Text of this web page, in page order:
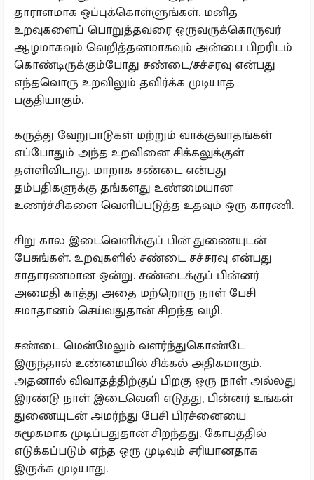
தாராளமாக ஒப்புக்கொள்ளுங்கள். மனித
உறவுகளைப் பொறுத்தவரை ஒருவருக்கொருவர்
ஆழமாகவும் வெறித்தனமாகவும் அன்பை பிறரிடம்
கொண்டிருக்கும்போது சண்டை/சச்சரவு என்பது
எந்தவொரு உறவிலும் தவிர்க்க முடியாத
பகுதியாகும்.
கருத்து வேறுபாடுகள் மற்றும் வாக்குவாதங்கள்
எப்போதும் அந்த உறவினை சிக்கலுக்குள்
தள்ளிவிடாது. மாறாக சண்டை என்பது
தம்பதிகளுக்கு தங்களது உண்மையான
உணர்ச்சிகளை வெளிப்படுத்த உதவும் ஒரு காரணி.
சிறு கால இடைவெளிக்குப் பின் துணையுடன்
பேசுங்கள். உறவுகளில் சண்டை சச்சரவு என்பது
சாதாரணமான ஒன்று. சண்டைக்குப் பின்னர்
அமைதி காத்து அதை மற்றொரு நாள் பேசி
சமாதானம் செய்வதுதான் சிறந்த வழி.
சண்டை மென்மேலும் வளர்ந்துகொண்டே
இருந்தால் உண்மையில் சிக்கல் அதிகமாகும்.
அதனால் விவாதத்திற்குப் பிறகு ஒரு நாள் அல்லது
இரண்டு நாள் இடைவெளி எடுத்து, பின்னர் உங்கள்
துணையுடன் அமர்ந்து பேசி பிரச்னையை
சுமூகமாக முடிப்பதுதான் சிறந்தது. கோபத்தில்
எடுக்கப்படும் எந்த ஒரு முடிவும் சரியானதாக
இருக்க முடியாது.